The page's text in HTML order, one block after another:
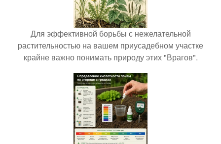
Для эффективной борьбы с нежелательной
растительностью на вашем приусадебном участке
крайне важно понимать природу этих "Врагов".